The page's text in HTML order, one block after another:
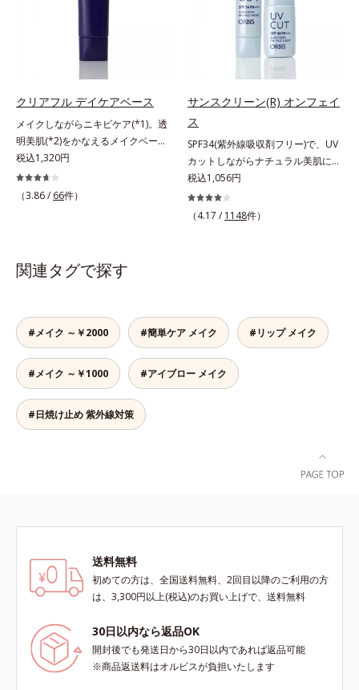
がら明るい肌を長時間キープしま
け止め・化粧下地・ファンデ―ショ
ン・コンシーラー・パウダーを兼ね
る1本6役。時短メイクが叶います。
* メラニンの生成を抑え、シミ・ソ
バカスを防ぐ
の粉体を採用したことで、より多く
均一に光を拡散することを実現。毛
穴やシミの目立ちにくい“ほのツヤ
美肌”に仕上げます。ウォータープ
ルーフテスト済で、アウトドアにも
おすすめです。* 10時間化粧持ちデ
人差があります。
クリアフル デイケアベース
メイクしながらニキビケア(*1)。透
明美肌(*2)をかなえるメイクベー
ス。ニキビがあると、メイクはニキ
ビに良くないのではないかと心配に
なりがち。しかし何も塗らないと、
ケアシリーズと同様のニキビケア成
レイに見せたい”が同時に叶えられ
ます。ピンク味のあるベージュ色
で、塗るとくすみがさっと払われ、
肌が自然とトーンアップ。しっとり
とした美しい仕上がりが続きます。
SPF28・PA+++で、ニキビ肌を紫外
線ダメージからもしっかりガードし
税込1,320円
（3.86 / 66件）
サンスクリーン(R) オンフェイ
ス
SPF34(紫外線吸収剤フリー)で、UV
カットしながらナチュラル美肌に。
これ1本で“小でかけ”にも、化粧下
地としても。この1本があれば、“ち
ょっとそこまで”もOKなすっぴん美
む絶妙な色設計で、白浮きなしの明
るい自然なつや肌に。さらに超軽量
粉体を採用しているので、とっても
軽い付けごこち。単品でも、化粧下
ら、お肌の状態に合わせてお選びい
ちり・ほこり
税込1,056円
（4.17 / 1148件）
関連タグで探す
#メイク ～￥2000 #簡単ケア メイク #リップ メイク
#メイク ～￥1000 #アイブロー メイク
#日焼け止め 紫外線対策
送料無料
初めての方は、全国送料無料、2回目以降のご利用の方
は、3,300円以上(税込)のお買い上げで、送料無料
30日以内なら返品OK
開封後でも発送日から30日以内であれば返品可能
※商品返送料はオルビスが負担いたします